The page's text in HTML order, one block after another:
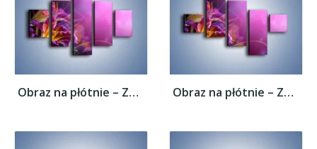
Obraz na płótnie – Zaczarowany kwiat –... Obraz na płótnie – Zaczarowany kwiat –...